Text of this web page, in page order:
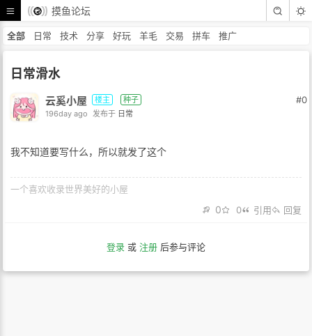
摸鱼论坛
全部 日常 技术 分享 好玩 羊毛 交易 拼车 推广
日常滑水
云奚小屋 楼主
种子
196day ago
发布于 日常
#0
我不知道要写什么，所以就发了这个
一个喜欢收录世界美好的小屋
0 0 引用 回复
登录 或 注册 后参与评论